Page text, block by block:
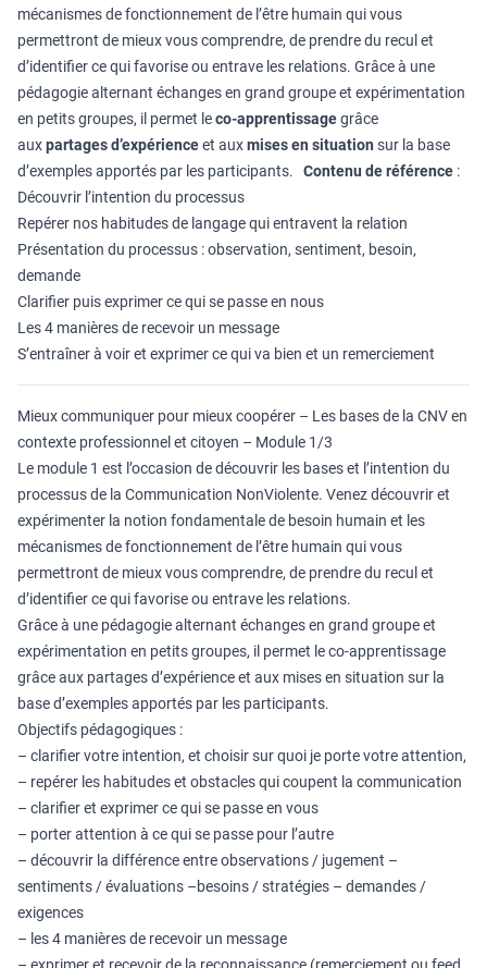
mécanismes de fonctionnement de l’être humain qui vous
permettront de mieux vous comprendre, de prendre du recul et
d’identifier ce qui favorise ou entrave les relations. Grâce à une
pédagogie alternant échanges en grand groupe et expérimentation
en petits groupes, il permet leco-apprentissagegrâce
auxpartages d’expérienceet auxmises en situation sur la base
d’exemples apportés par les participants. Contenu de référence :
Découvrir l’intention du processus
Repérer nos habitudes de langage qui entravent la relation
Présentation du processus : observation, sentiment, besoin,
demande
Clarifier puis exprimer ce qui se passe en nous
Les 4 manières de recevoir un message
S’entraîner à voir et exprimer ce qui va bien et un remerciement
Mieux communiquer pour mieux coopérer – Les bases de la CNV en
contexte professionnel et citoyen – Module 1/3
Le module 1 est l’occasion de découvrir les bases et l’intention du
processus de la Communication NonViolente. Venez découvrir et
expérimenter la notion fondamentale de besoin humain et les
mécanismes de fonctionnement de l’être humain qui vous
permettront de mieux vous comprendre, de prendre du recul et
d’identifier ce qui favorise ou entrave les relations.
Grâce à une pédagogie alternant échanges en grand groupe et
expérimentation en petits groupes, il permet le co-apprentissage
grâce aux partages d’expérience et aux mises en situation sur la
base d’exemples apportés par les participants.
Objectifs pédagogiques :
– clarifier votre intention, et choisir sur quoi je porte votre attention,
– repérer les habitudes et obstacles qui coupent la communication
– clarifier et exprimer ce qui se passe en vous
– porter attention à ce qui se passe pour l’autre
– découvrir la différence entre observations / jugement –
sentiments / évaluations –besoins / stratégies – demandes /
exigences
– les 4 manières de recevoir un message